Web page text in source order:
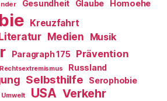
Gesundheit Glaube Homoehe
Kreuzfahrt
Medien Musik
Paragraph 175
Prävention
Rechtsextremismus Russland
Selbsthilfe Serophobie
Umwelt USA Verkehr